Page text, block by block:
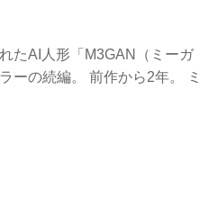
たAI人形「M3GAN（ミーガ
ーの続編。 前作から2年。 ミ